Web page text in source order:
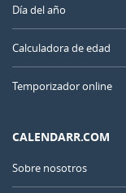
Día del año
Calculadora de edad
Temporizador online
CALENDARR.COM
Sobre nosotros